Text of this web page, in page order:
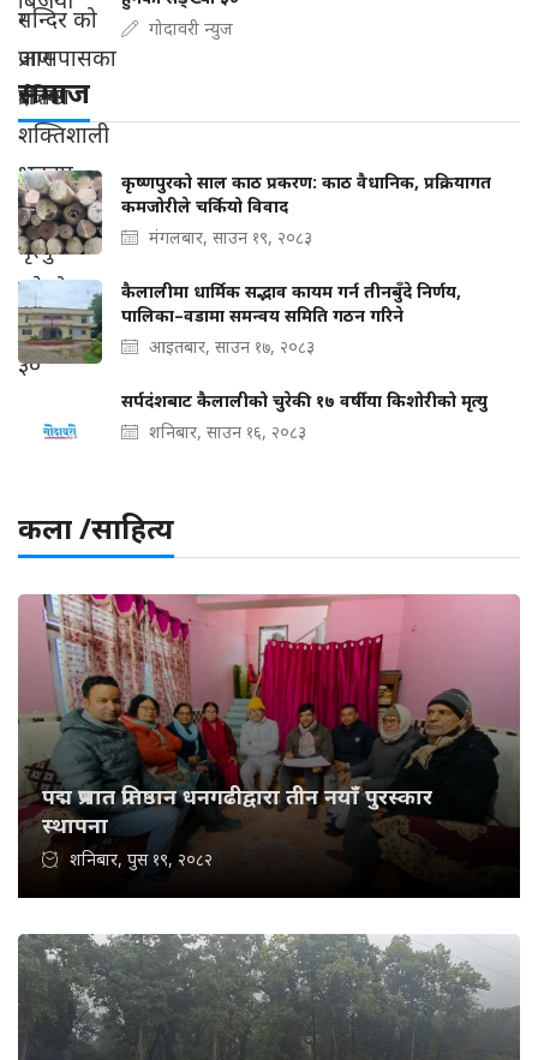
गोदावरी न्युज
समाज
कृष्णपुरको साल काठ प्रकरण: काठ वैधानिक, प्रक्रियागत
कमजोरीले चर्कियो विवाद
मंगलबार, साउन १९, २०८३
कैलालीमा धार्मिक सद्भाव कायम गर्न तीनबुँदे निर्णय,
पालिका–वडामा समन्वय समिति गठन गरिने
आइतबार, साउन १७, २०८३
सर्पदंशबाट कैलालीको चुरेकी १७ वर्षीया किशोरीको मृत्यु
शनिबार, साउन १६, २०८३
कला /साहित्य
पद्म प्रभात प्रतिष्ठान धनगढीद्वारा तीन नयाँ पुरस्कार
स्थापना
शनिबार, पुस १९, २०८२